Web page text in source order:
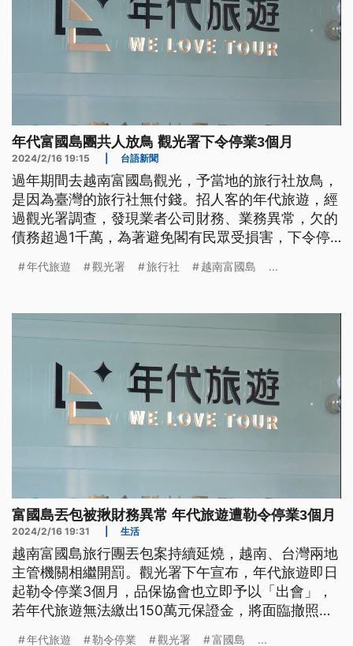
年代富國島團共人放鳥 觀光署下令停業3個月
2024/2/16 19:15 台語新聞
過年期間去越南富國島觀光，予當地的旅行社放鳥，
是因為臺灣的旅行社無付錢。招人客的年代旅遊，經
過觀光署調查，發現業者公司財務、業務異常，欠的
債務超過1千萬，為著避免閣有民眾受損害，下令停
付錢，但是當地tshuā團的旅行社也無簽約，這部份
到富國島，因為無付錢予當地的旅行社，無人欲來
tshuā，旅客是到機場才知影這款情形，煞變做自由
行。（這條新聞標題、前言是臺語文。）
年代旅遊 觀光署 旅行社 越南富國島 ...
富國島丟包被揪財務異常 年代旅遊遭勒令停業3個月
2024/2/16 19:31 生活
越南富國島旅行團丟包案持續延燒，越南、台灣兩地
主管機關相繼開罰。觀光署下午宣布，年代旅遊即日
起勒令停業3個月，品保協會也立即予以「出會」，
若年代旅遊無法繳出150萬元保證金，將面臨撤照。
年代旅遊 勒令停業 觀光署 富國島 ...